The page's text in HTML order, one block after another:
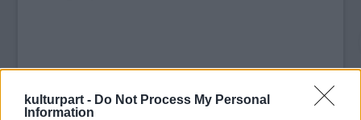
kulturpart - Do Not Process My Personal
Information